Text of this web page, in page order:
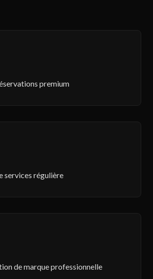
premium
services régulière
de marque professionnelle